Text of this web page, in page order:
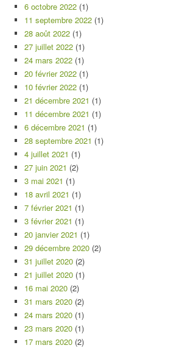
6 octobre 2022 (1)
11 septembre 2022 (1)
28 août 2022 (1)
27 juillet 2022 (1)
24 mars 2022 (1)
20 février 2022 (1)
10 février 2022 (1)
21 décembre 2021 (1)
11 décembre 2021 (1)
6 décembre 2021 (1)
28 septembre 2021 (1)
4 juillet 2021 (1)
27 juin 2021 (2)
3 mai 2021 (1)
18 avril 2021 (1)
7 février 2021 (1)
3 février 2021 (1)
20 janvier 2021 (1)
29 décembre 2020 (2)
31 juillet 2020 (2)
21 juillet 2020 (1)
16 mai 2020 (2)
31 mars 2020 (2)
24 mars 2020 (1)
23 mars 2020 (1)
17 mars 2020 (2)